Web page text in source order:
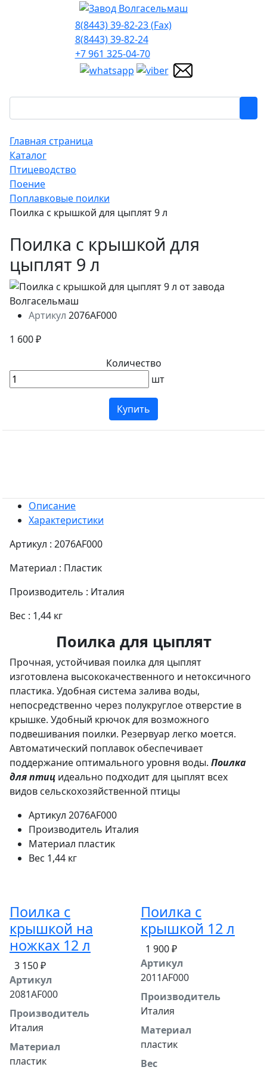
8(8443) 39-82-23 (Fax)
8(8443) 39-82-24
+7 961 325-04-70
Главная страница
Каталог
Птицеводство
Поение
Поплавковые поилки
Поилка с крышкой для цыплят 9 л
Поилка с крышкой для
цыплят 9 л
Артикул 2076AF000
1 600 ₽
Количество
шт
Купить
Описание
Характеристики
Артикул : 2076AF000
Материал : Пластик
Производитель : Италия
Вес : 1,44 кг
Поилка для цыплят
Прочная, устойчивая поилка для цыплят
изготовлена высококачественного и нетоксичного
пластика. Удобная система залива воды,
непосредственно через полукруглое отверстие в
крышке. Удобный крючок для возможного
подвешивания поилки. Резервуар легко моется.
Автоматический поплавок обеспечивает
поддержание оптимального уровня воды. Поилка
для птиц идеально подходит для цыплят всех
видов сельскохозяйственной птицы
Артикул 2076AF000
Производитель Италия
Материал пластик
Вес 1,44 кг
Поилка с
крышкой на
ножках 12 л
3 150 ₽
Артикул
2081AF000
Производитель
Италия
Материал
пластик
Поилка с
крышкой 12 л
1 900 ₽
Артикул
2011AF000
Производитель
Италия
Материал
пластик
Вес